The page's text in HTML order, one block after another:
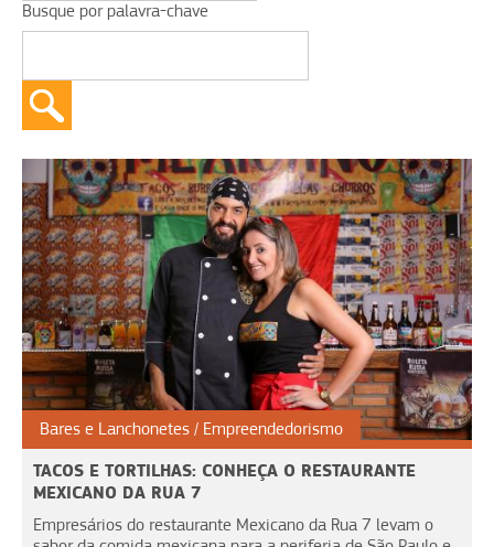
Busque por palavra-chave
Bares e Lanchonetes Empreendedorismo
TACOS E TORTILHAS: CONHEÇA O RESTAURANTE
MEXICANO DA RUA 7
Empresários do restaurante Mexicano da Rua 7 levam o